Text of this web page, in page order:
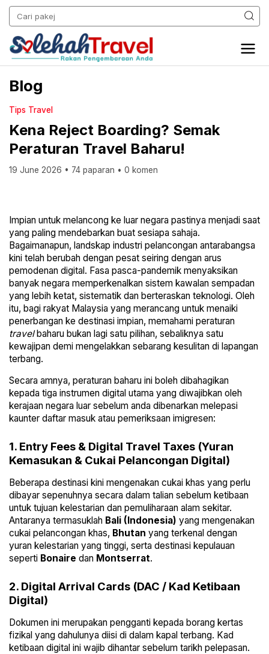
Blog
Tips Travel
Kena Reject Boarding? Semak
Peraturan Travel Baharu!
19 June 2026 • 74 paparan • 0 komen
Impian untuk melancong ke luar negara pastinya menjadi saat
yang paling mendebarkan buat sesiapa sahaja.
Bagaimanapun, landskap industri pelancongan antarabangsa
kini telah berubah dengan pesat seiring dengan arus
pemodenan digital. Fasa pasca-pandemik menyaksikan
banyak negara memperkenalkan sistem kawalan sempadan
yang lebih ketat, sistematik dan berteraskan teknologi. Oleh
itu, bagi rakyat Malaysia yang merancang untuk menaiki
penerbangan ke destinasi impian, memahami peraturan
travelbaharu bukan lagi satu pilihan, sebaliknya satu
kewajipan demi mengelakkan sebarang kesulitan di lapangan
terbang.
Secara amnya, peraturan baharu ini boleh dibahagikan
kepada tiga instrumen digital utama yang diwajibkan oleh
kerajaan negara luar sebelum anda dibenarkan melepasi
kaunter daftar masuk atau pemeriksaan imigresen:
1. Entry Fees & Digital Travel Taxes (Yuran
Kemasukan & Cukai Pelancongan Digital)
Beberapa destinasi kini mengenakan cukai khas yang perlu
dibayar sepenuhnya secara dalam talian sebelum ketibaan
untuk tujuan kelestarian dan pemuliharaan alam sekitar.
Antaranya termasuklah Bali (Indonesia) yang mengenakan
cukai pelancongan khas, Bhutan yang terkenal dengan
yuran kelestarian yang tinggi, serta destinasi kepulauan
seperti Bonaire dan Montserrat.
2. Digital Arrival Cards (DAC / Kad Ketibaan
Digital)
Dokumen ini merupakan pengganti kepada borang kertas
fizikal yang dahulunya diisi di dalam kapal terbang. Kad
ketibaan digital ini wajib dihantar sebelum tarikh pelepasan.